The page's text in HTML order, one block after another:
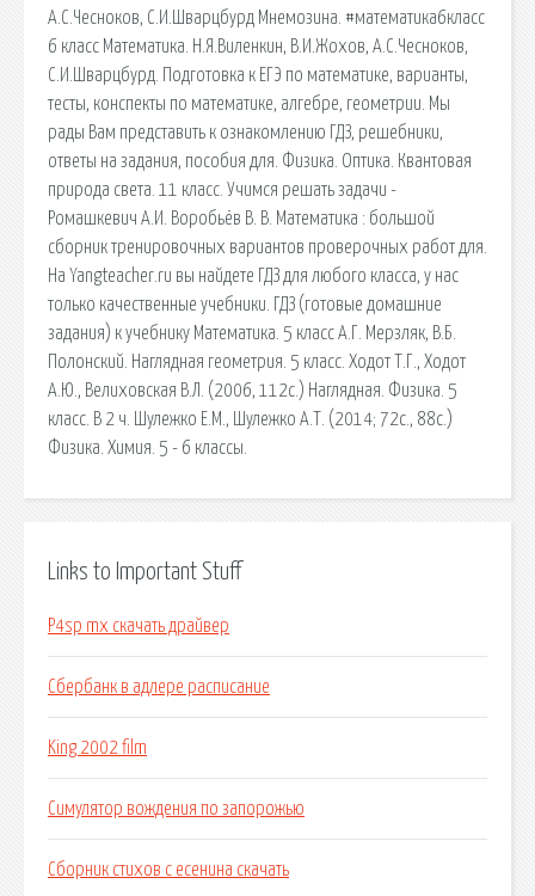
А.С.Чесноков, С.И.Шварцбурд Мнемозина. #математика6класс
6 класс Математика. Н.Я.Виленкин, В.И.Жохов, А.С.Чесноков,
С.И.Шварцбурд. Подготовка к ЕГЭ по математике, варианты,
тесты, конспекты по математике, алгебре, геометрии. Мы
рады Вам представить к ознакомлению ГДЗ, решебники,
ответы на задания, пособия для. Физика. Оптика. Квантовая
природа света. 11 класс. Учимся решать задачи -
Ромашкевич А.И. Воробьёв В. В. Математика : большой
сборник тренировочных вариантов проверочных работ для.
На Yangteacher.ru вы найдете ГДЗ для любого класса, у нас
только качественные учебники. ГДЗ (готовые домашние
задания) к учебнику Математика. 5 класс А.Г. Мерзляк, В.Б.
Полонский. Наглядная геометрия. 5 класс. Ходот Т.Г., Ходот
А.Ю., Велиховская В.Л. (2006, 112с.) Наглядная. Физика. 5
класс. В 2 ч. Шулежко Е.М., Шулежко А.Т. (2014; 72с., 88с.)
Физика. Химия. 5 - 6 классы.
Links to Important Stuff
P4sp mx скачать драйвер
Сбербанк в адлере расписание
King 2002 film
Симулятор вождения по запорожью
Сборник стихов с есенина скачать